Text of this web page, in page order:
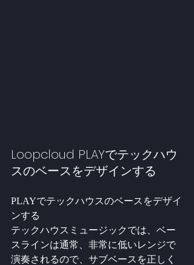
Loopcloud PLAYでテックハウ
スのベースをデザインする
PLAYでテックハウスのベースをデザイ
ンする
テックハウスミュージックでは、ベー
スラインは通常、非常に低いレンジで
演奏されるので、サブベースを正しく